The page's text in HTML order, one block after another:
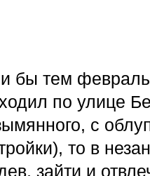
бы тем
по улице
с
то в
зайти и